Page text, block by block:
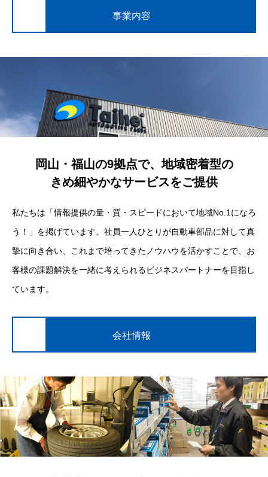
事業内容
岡山・福山の9拠点で、地域密着型の
きめ細やかなサービスをご提供
私たちは「情報提供の量・質・スピードにおいて地域No.1になろ
う！」を掲げています。社員一人ひとりが自動車部品に対して真
摯に向き合い、これまで培ってきたノウハウを活かすことで、お
客様の課題解決を一緒に考えられるビジネスパートナーを目指し
ています。
会社情報